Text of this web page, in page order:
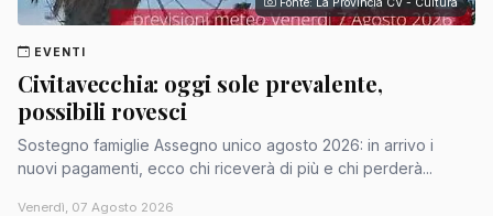
Fonte: La Provincia CV - Cultura
EVENTI
Civitavecchia: oggi sole prevalente,
possibili rovesci
Sostegno famiglie Assegno unico agosto 2026: in arrivo i
nuovi pagamenti, ecco chi riceverà di più e chi perderà...
Venerdì, 07 Agosto 2026